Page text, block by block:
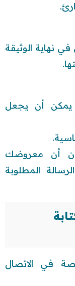
نهاية الوثيقة
يمكن أن يجعل
أن معروضك
المطلوبة
في الاتصال